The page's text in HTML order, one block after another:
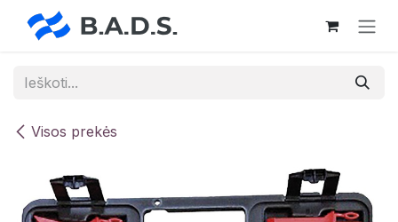
Skip to Content
Visos prekės